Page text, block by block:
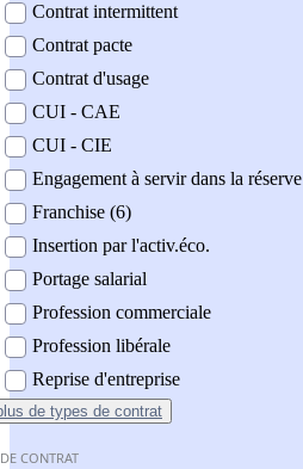
Contrat intermittent
Contrat pacte
Contrat d'usage
CUI - CAE
CUI - CIE
Engagement à servir dans la réserve
Franchise (6)
Insertion par l'activ.éco.
Portage salarial
Profession commerciale
Profession libérale
Reprise d'entreprise
de types de contrat
CONTRAT